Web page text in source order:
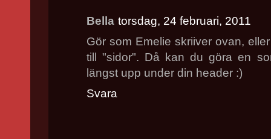
Bella torsdag, 24 februari, 2011
Gör som Emelie skriiver ovan,
till "sidor". Då kan du göra en
längst upp under din header :)
Svara